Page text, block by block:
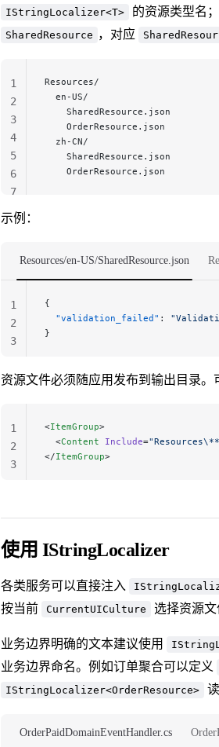
IStringLocalizer<T> 的资源类型名
SharedResource ，对应
Resources/
  en-US/
    SharedResource.json
    OrderResource.json
  zh-CN/
    SharedResource.json
    OrderResource.json
1
2
3
4
5
6
7
示例：
Resources/en-US/SharedResource.json
{
  "validation_failed"
:
}
1
2
3
资源文件必须随应用发布到输出目录。
<ItemGroup>
  <
Content Include=
</ItemGroup>
1
2
3
使用 IStringLocalizer
各类服务可以直接注入
按当前
CurrentUICulture 选择资源文
业务边界明确的文本建议使用
业务边界命名。例如订单聚合可以定义
IStringLocalizer<OrderResource>
OrderPaidDomainEventHandler.cs